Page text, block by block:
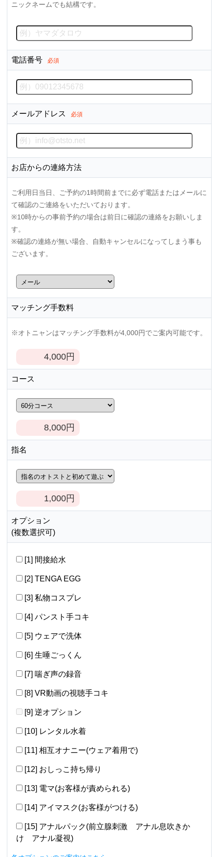
ニックネームでも結構です。
電話番号 必須
メールアドレス 必須
お店からの連絡方法
ご利用日当日、ご予約の1時間前までに必ず電話またはメールに
て確認のご連絡をいただいております。
※10時からの事前予約の場合は前日に確認の連絡をお願いしま
す。
※確認の連絡が無い場合、自動キャンセルになってしまう事も
ございます。
マッチング手数料
※オトニャンはマッチング手数料が4,000円でご案内可能です。
4,000円
コース
8,000円
指名
1,000円
オプション
(複数選択可)
[1] 間接給水
[2] TENGA EGG
[3] 私物コスプレ
[4] パンスト手コキ
[5] ウェアで洗体
[6] 生唾ごっくん
[7] 喘ぎ声の録音
[8] VR動画の視聴手コキ
[9] 逆オプション
[10] レンタル水着
[11] 相互オナニー(ウェア着用で)
[12] おしっこ持ち帰り
[13] 電マ(お客様が責められる)
[14] アイマスク(お客様がつける)
[15] アナルパック(前立腺刺激 アナル息吹きか
け アナル凝視)